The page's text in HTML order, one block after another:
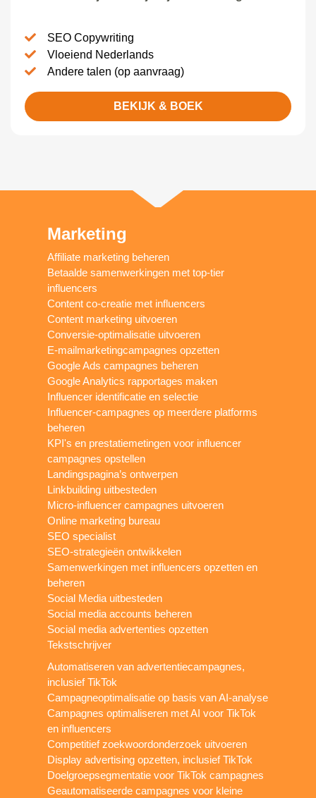
SEO Copywriting
Vloeiend Nederlands
Andere talen (op aanvraag)
BEKIJK & BOEK
Marketing
Affiliate marketing beheren
Betaalde samenwerkingen met top-tier
influencers
Content co-creatie met influencers
Content marketing uitvoeren
Conversie-optimalisatie uitvoeren
E-mailmarketingcampagnes opzetten
Google Ads campagnes beheren
Google Analytics rapportages maken
Influencer identificatie en selectie
Influencer-campagnes op meerdere platforms
beheren
KPI's en prestatiemetingen voor influencer
campagnes opstellen
Landingspagina’s ontwerpen
Linkbuilding uitbesteden
Micro-influencer campagnes uitvoeren
Online marketing bureau
SEO specialist
SEO-strategieën ontwikkelen
Samenwerkingen met influencers opzetten en
beheren
Social Media uitbesteden
Social media accounts beheren
Social media advertenties opzetten
Tekstschrijver
Automatiseren van advertentiecampagnes,
inclusief TikTok
Campagneoptimalisatie op basis van AI-analyse
Campagnes optimaliseren met AI voor TikTok
en influencers
Competitief zoekwoordonderzoek uitvoeren
Display advertising opzetten, inclusief TikTok
Doelgroepsegmentatie voor TikTok campagnes
Geautomatiseerde campagnes voor kleine